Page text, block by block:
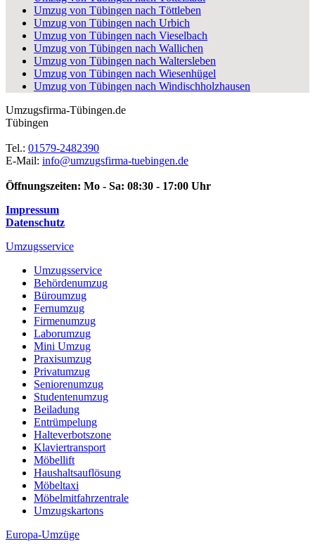
Umzug von Tübingen nach Töttleben
Umzug von Tübingen nach Urbich
Umzug von Tübingen nach Vieselbach
Umzug von Tübingen nach Wallichen
Umzug von Tübingen nach Waltersleben
Umzug von Tübingen nach Wiesenhügel
Umzug von Tübingen nach Windischholzhausen
Umzugsfirma-Tübingen.de
Tübingen
Tel.: 01579-2482390
E-Mail: info@umzugsfirma-tuebingen.de
Öffnungszeiten: Mo - Sa: 08:30 - 17:00 Uhr
Impressum
Datenschutz
Umzugsservice
Umzugsservice
Behördenumzug
Büroumzug
Fernumzug
Firmenumzug
Laborumzug
Mini Umzug
Praxisumzug
Privatumzug
Seniorenumzug
Studentenumzug
Beiladung
Entrümpelung
Halteverbotszone
Klaviertransport
Möbellift
Haushaltsauflösung
Möbeltaxi
Möbelmitfahrzentrale
Umzugskartons
Europa-Umzüge